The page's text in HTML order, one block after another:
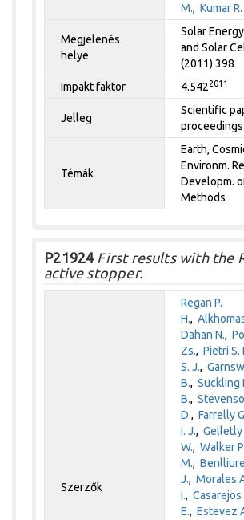
M.,Kumar R.
Megjelenés
helye
Solar
and Solar
(2011) 398
Impakt faktor
4.5422011
Jelleg
Scientific
proceedings
Témák
Earth,
Environm.
Developm.
Methods
P21924First results with the
active stopper.
Szerzők
Regan P.
H.,
Dahan N.,
Zs.,Pietri S.
S. J.,
B.,Suckling
B.,
D.,Farrelly
I. J.,Gelletly
W.,Walker P
M.,Benlliure
J.,Morales
I.,Casarejos
E.,Estevez